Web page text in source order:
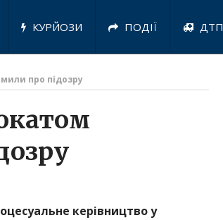
КУРЙОЗИ ПОДІЇ ДТП
про підозру
керівництво у